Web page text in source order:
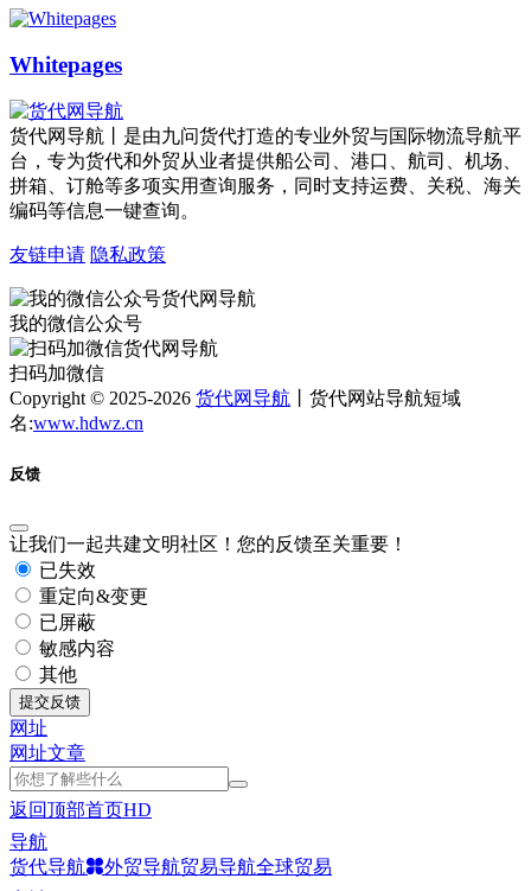
Whitepages
货代网导航丨是由九问货代打造的专业外贸与国际物流导航平
台，专为货代和外贸从业者提供船公司、港口、航司、机场、
拼箱、订舱等多项实用查询服务，同时支持运费、关税、海关
编码等信息一键查询。
友链申请 隐私政策
我的微信公众号
扫码加微信
Copyright © 2025-2026 货代网导航 丨货代网站导航短域
名:www.hdwz.cn
反馈
让我们一起共建文明社区！您的反馈至关重要！
已失效
重定向&变更
已屏蔽
敏感内容
其他
提交反馈
网址
网址文章
返回顶部首页HD
导航
货代导航
外贸导航贸易导航全球贸易